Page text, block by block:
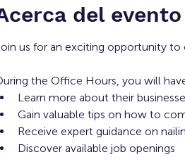
del evento
us for an exciting opportunity to
the Office Hours, you will
Learn more about their
Gain valuable tips on how to
Receive expert guidance on
Discover available job openings